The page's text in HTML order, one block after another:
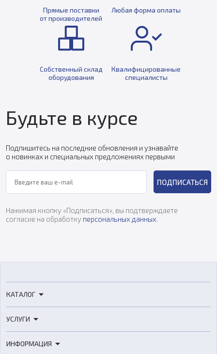
Прямые поставки
от производителей
Любая форма оплаты
Собственный склад
оборудования
Квалифицированные
специалисты
Будьте в курсе
Подпишитесь на последние обновления и узнавайте
о новинках и специальных предложениях первыми
ПОДПИСАТЬСЯ
Нажимая кнопку «Подписаться», вы подтверждаете
согласие на обработку персональных данных
КАТАЛОГ
3D-сканеры
Расходные материалы
УСЛУГИ
3D-моделирование
ИНФОРМАЦИЯ